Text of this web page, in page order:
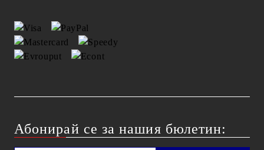
Абонирай се за нашия бюлетин: